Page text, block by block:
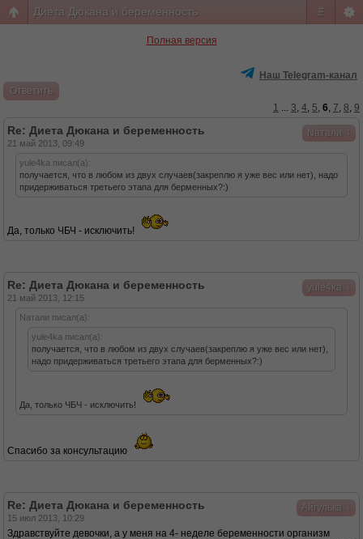
#
Диета Дюкана и беременность
Полная версия
Наш Telegram-канал
Ответить
1 ... 3, 4, 5, 6, 7, 8, 9
Nатали
Re: Диета Дюкана и беременность
21 май 2013, 09:49
yule4ka писал(а):
получается, что в любом из двух случаев(закреплю я уже вес или нет), надо
придерживаться третьего этапа для берменных?:)
Да, только ЧБЧ - исключить!
yule4ka
Re: Диета Дюкана и беременность
21 май 2013, 12:15
Nатали писал(а):
yule4ka писал(а):
получается, что в любом из двух случаев(закреплю я уже вес или нет),
надо придерживаться третьего этапа для берменных?:)
Да, только ЧБЧ - исключить!
Спасибо за консультацию
Айгулька
Re: Диета Дюкана и беременность
15 июл 2013, 10:29
Здравствуйте девочки, а у меня на 4- неделе беременности организм